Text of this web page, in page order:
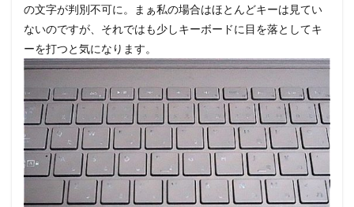
の文字が判別不可に。まぁ私の場合はほとんどキーは見てい
ないのですが、それではも少しキーボードに目を落としてキ
ーを打つと気になります。